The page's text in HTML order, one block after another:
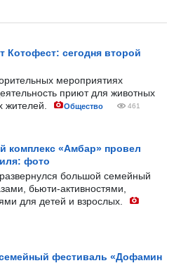
Котофест: сегодня второй
мероприятиях
приют для животных
жителей.
Общество 461
комплекс «Амбар» провел
фото
большой семейный
бьюти-активностями,
для детей и взрослых.
фестиваль «Дофамин